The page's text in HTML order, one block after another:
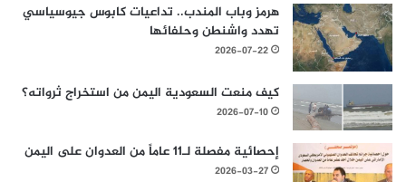
هرمز وباب المندب.. تداعيات كابوس جيوسياسي
تهدد واشنطن وحلفائها
2026-07-22
كيف منعت السعودية اليمن من استخراج ثرواته؟
2026-07-10
إحصائية مفصلة لـ11 عاماً من العدوان على اليمن
2026-03-27